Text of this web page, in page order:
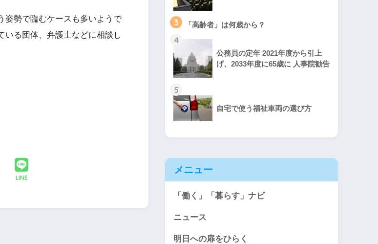
姿勢で臨むケースも多いようで
いる団体、弁護士などに相談し
LINE
3 「高齢者」は何歳から？
4
公務員の定年 2021年度から引上
げ、2033年度に65歳に 人事院勧告
5
自宅で使う福祉車両の選び方
メニュー
「働く」「暮らす」ナビ
ニュース
明日への扉をひらく